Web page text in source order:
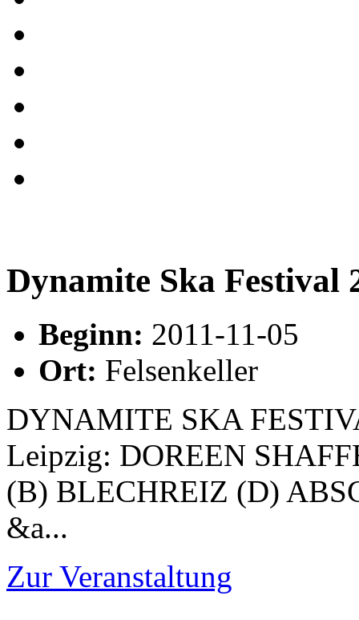
Dynamite Ska Festival
Beginn: 2011-11-05
Ort: Felsenkeller
DYNAMITE SKA
Leipzig: DOREEN
(B) BLECHREIZ (D)
&a...
Zur Veranstaltung